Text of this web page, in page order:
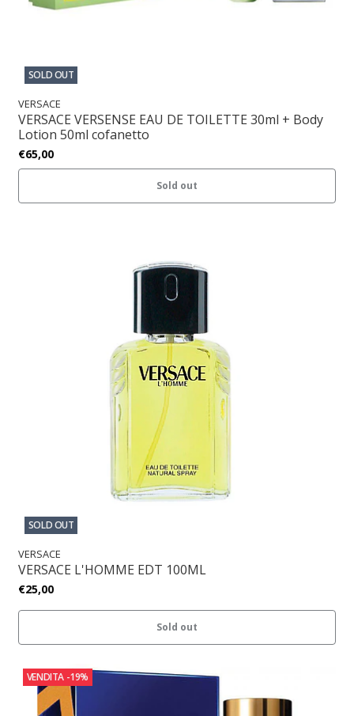
SOLD OUT
VERSACE
VERSACE VERSENSE EAU DE TOILETTE 30ml + Body
Lotion 50ml cofanetto
€65,00
Sold out
SOLD OUT
VERSACE
VERSACE L'HOMME EDT 100ML
€25,00
Sold out
VENDITA -19%